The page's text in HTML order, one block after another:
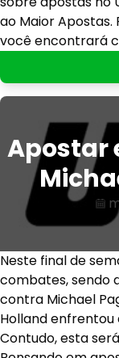
ao Maior
você encontrará
Apostar
Neste final de
combates, sendo
contra Michael
Holland enfrentou
Contudo, esta